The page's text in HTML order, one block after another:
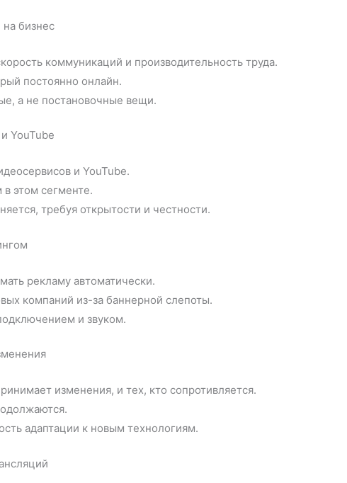
бизнес
коммуникаций и производительность труда.
постоянно онлайн.
а не постановочные вещи.
YouTube
и YouTube.
этом сегменте.
требуя открытости и честности.
рекламу автоматически.
компаний из-за баннерной слепоты.
и звуком.
изменения, и тех, кто сопротивляется.
адаптации к новым технологиям.